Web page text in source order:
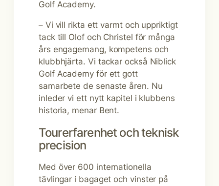
Golf Academy.
– Vi vill rikta ett varmt och uppriktigt
tack till Olof och Christel för många
års engagemang, kompetens och
klubbhjärta. Vi tackar också Niblick
Golf Academy för ett gott
samarbete de senaste åren. Nu
inleder vi ett nytt kapitel i klubbens
historia, menar Bent.
Tourerfarenhet och teknisk
precision
Med över 600 internationella
tävlingar i bagaget och vinster på